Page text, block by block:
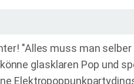
"Alles muss man
glasklaren Pop und